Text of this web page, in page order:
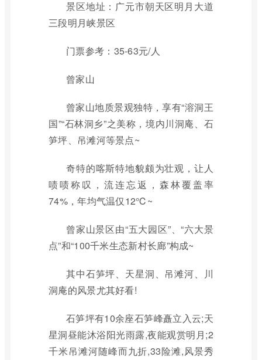
景区地址：广元市朝天区明月大道
三段明月峡景区
门票参考：35-63元/人
曾家山
曾家山地质景观独特，享有“溶洞王
国”“石林洞乡”之美称，境内川洞庵、石
笋坪、吊滩河等景点~
奇特的喀斯特地貌颇为壮观，让人
啧啧称叹，流连忘返，森林覆盖率
74%，年均气温仅12℃~
曾家山景区由“五大园区”、“六大景
点”和“100千米生态新村长廊”构成~
其中石笋坪、天星洞、吊滩河、川
洞庵的风景尤其好看!
石笋坪有10余座石笋峰矗立入云;天
星洞昼能沐浴阳光雨露,夜能观赏明月;2
千米吊滩河随峰而九折,33险滩,风景秀